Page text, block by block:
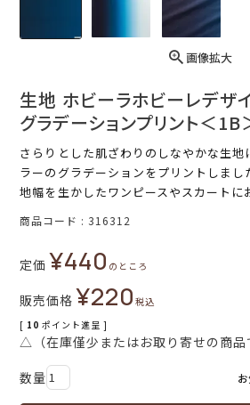
画像拡大
生地 ホビーラホビーレデザ
グラデーションプリント＜1B
さらりとした肌ざわりのしなやかな生地
ラーのグラデーションをプリントしま
地幅を生かしたワンピースやスカートに
商品コード 316312
定価 ¥440 のところ
販売価格 ¥220税込
[ 10 ポイント進呈 ]
△（在庫僅少またはお取り寄せの商品